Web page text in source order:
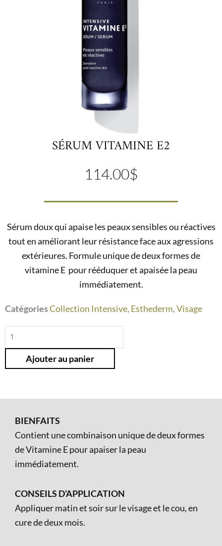
SÉRUM VITAMINE E2
114.00$
Sérum doux qui apaise les peaux sensibles ou réactives
tout en améliorant leur résistance face aux agressions
extérieures. Formule unique de deux formes de
vitamine E pour rééduquer et apaisée la peau
immédiatement.
CatégoriesCollection Intensive, Esthederm,Visage
quantité
de
SérumAjouter au panier
BIENFAITS
Contient une combinaison unique de deux formes
de Vitamine E pour apaiser la peau
immédiatement.
CONSEILS D’APPLICATION
Appliquer matin et soir sur le visage et le cou, en
cure de deux mois.